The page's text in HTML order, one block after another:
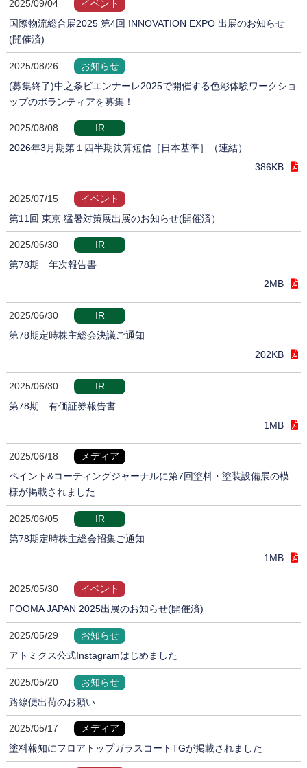
2025/09/04
イベント
国際物流総合展2025 第4回 INNOVATION EXPO 出展のお知らせ
(開催済)
2025/08/26
お知らせ
(募集終了)中之条ビエンナーレ2025で開催する色彩体験ワークショ
ップのボランティアを募集！
2025/08/08
IR
2026年3月期第１四半期決算短信［日本基準］（連結）
386KB
2025/07/15
イベント
第11回 東京 猛暑対策展出展のお知らせ(開催済）
2025/06/30
IR
第78期 年次報告書
2MB
2025/06/30
IR
第78期定時株主総会決議ご通知
202KB
2025/06/30
IR
第78期 有価証券報告書
1MB
2025/06/18
メディア
ペイント&コーティングジャーナルに第7回塗料・塗装設備展の模
様が掲載されました
2025/06/05
IR
第78期定時株主総会招集ご通知
1MB
2025/05/30
イベント
FOOMA JAPAN 2025出展のお知らせ(開催済)
2025/05/29
お知らせ
アトミクス公式Instagramはじめました
2025/05/20
お知らせ
路線便出荷のお願い
2025/05/17
メディア
塗料報知にフロアトップガラスコートTGが掲載されました